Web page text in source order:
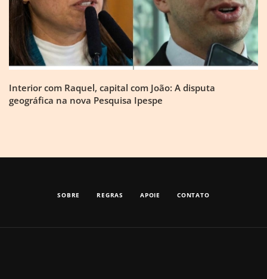
Interior com Raquel, capital com João: A disputa
geográfica na nova Pesquisa Ipespe
SOBRE REGRAS APOIE CONTATO